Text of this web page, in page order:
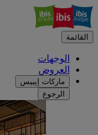
القائمة
الوجهات
العروض
ماركات إيبيس
الرجوع